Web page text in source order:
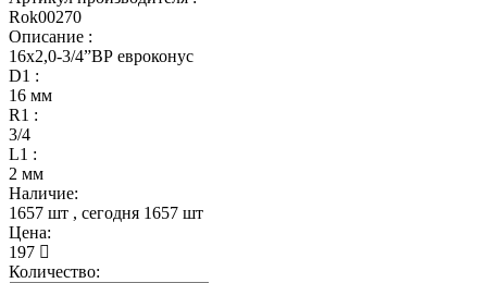
Rok00270
Описание :
16x2,0-3/4”ВР евроконус
D1 :
16 мм
R1 :
3/4
L1 :
2 мм
Наличие:
1657 шт , сегодня 1657 шт
Цена:
197
Количество: